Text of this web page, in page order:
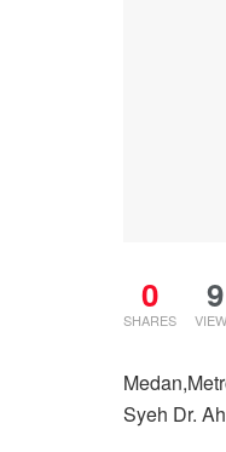
0
SHARES
9
Syeh Dr.